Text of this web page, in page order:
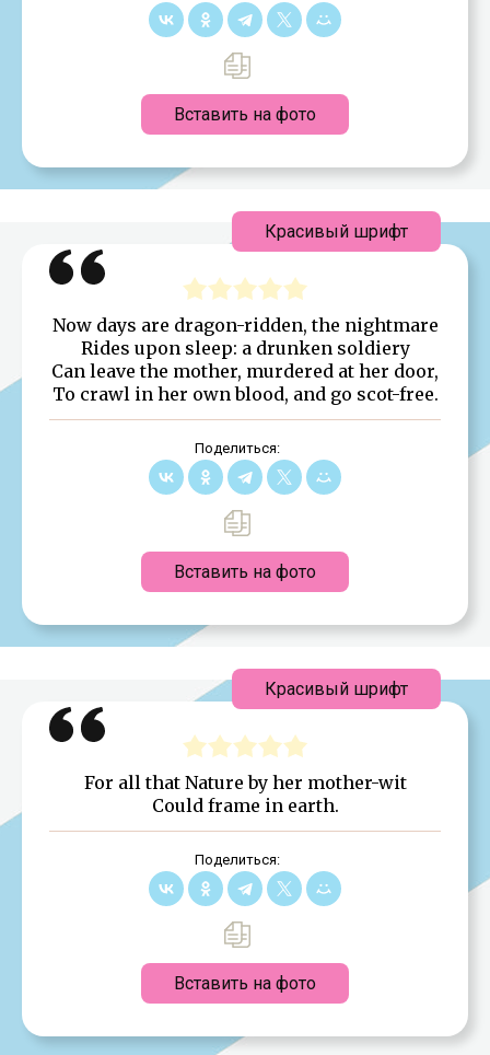
Вставить на фото
Now days are dragon-ridden, the nightmare
Rides upon sleep: a drunken soldiery
Can leave the mother, murdered at her door,
To crawl in her own blood, and go scot-free.
Поделиться:
Вставить на фото
Красивый шрифт
For all that Nature by her mother-wit
Could frame in earth.
Поделиться:
Вставить на фото
Красивый шрифт